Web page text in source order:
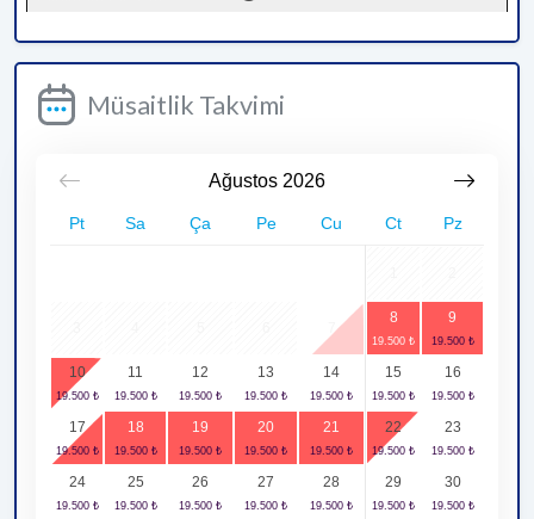
Müsaitlik Takvimi
Ağustos 2026
Pt Sa Ça Pe Cu Ct Pz
7
8 9
10 11 12 13 14 15 16
17 18 19 20 21 22 23
24 25 26 27 28 29 30